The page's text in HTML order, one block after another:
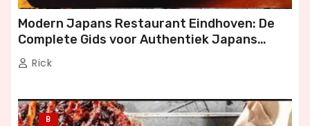
Modern Japans Restaurant Eindhoven: De
Complete Gids voor Authentiek Japans
Dineren
Rick
B